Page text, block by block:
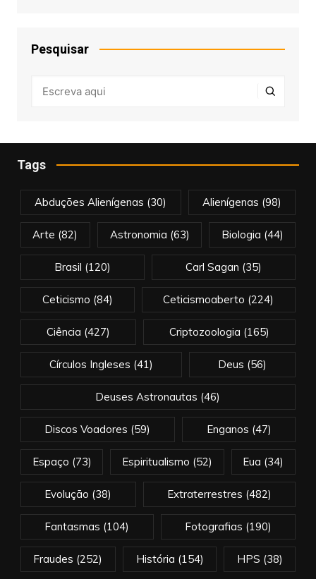
Pesquisar
Tags
Abduções Alienígenas (30) Alienígenas (98)
Arte (82) Astronomia (63) Biologia (44)
Brasil (120) Carl Sagan (35)
Ceticismo (84) Ceticismoaberto (224)
Ciência (427) Criptozoologia (165)
Círculos Ingleses (41) Deus (56)
Deuses Astronautas (46)
Discos Voadores (59) Enganos (47)
Espaço (73) Espiritualismo (52) Eua (34)
Evolução (38) Extraterrestres (482)
Fantasmas (104) Fotografias (190)
Fraudes (252) História (154) HPS (38)